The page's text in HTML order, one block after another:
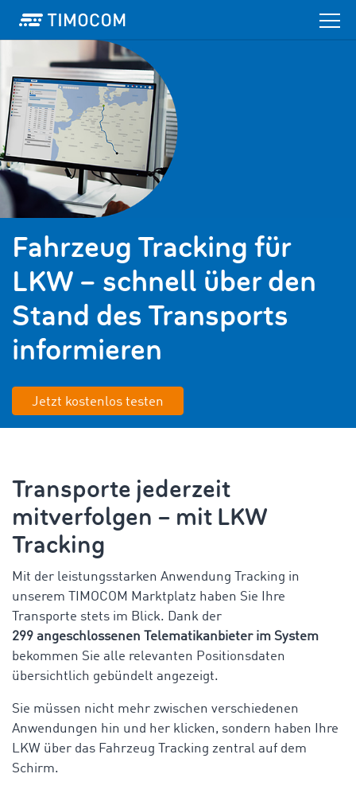
Fahrzeug Tracking für
LKW – schnell über den
Stand des Transports
informieren
Jetzt kostenlos testen
Transporte jederzeit
mitverfolgen – mit LKW
Tracking
Mit der leistungsstarken Anwendung Tracking in
unserem TIMOCOM Marktplatz haben Sie Ihre
Transporte stets im Blick. Dank der
299 angeschlossenen Telematikanbieter im System
bekommen Sie alle relevanten Positionsdaten
übersichtlich gebündelt angezeigt.
Sie müssen nicht mehr zwischen verschiedenen
Anwendungen hin und her klicken, sondern haben Ihre
LKW über das Fahrzeug Tracking zentral auf dem
Schirm.